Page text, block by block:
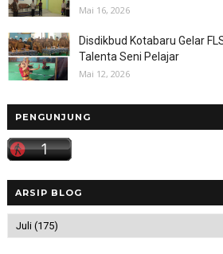
Mai 16, 2026
Disdikbud Kotabaru Gelar
Talenta Seni Pelajar
Mai 12, 2026
PENGUNJUNG
ARSIP BLOG